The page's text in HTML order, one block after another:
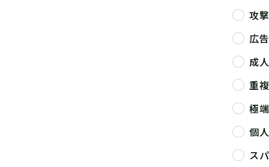
攻
広
成
重
極
個
ス